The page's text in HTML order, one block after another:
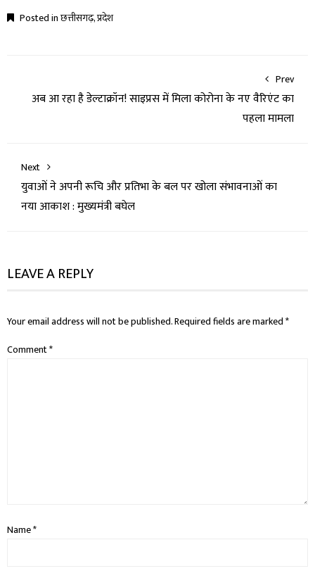
Posted inछत्तीसगढ़,प्रदेश
Prev
अब आ रहा है डेल्टाक्रॉन! साइप्रस में मिला कोरोना के नए वैरिएंट का
पहला मामला
Next
युवाओं ने अपनी रूचि और प्रतिभा के बल पर खोला संभावनाओं का
नया आकाश : मुख्यमंत्री बघेल
LEAVE A REPLY
Your email address will not be published.Required fields are marked*
Comment*
Name*